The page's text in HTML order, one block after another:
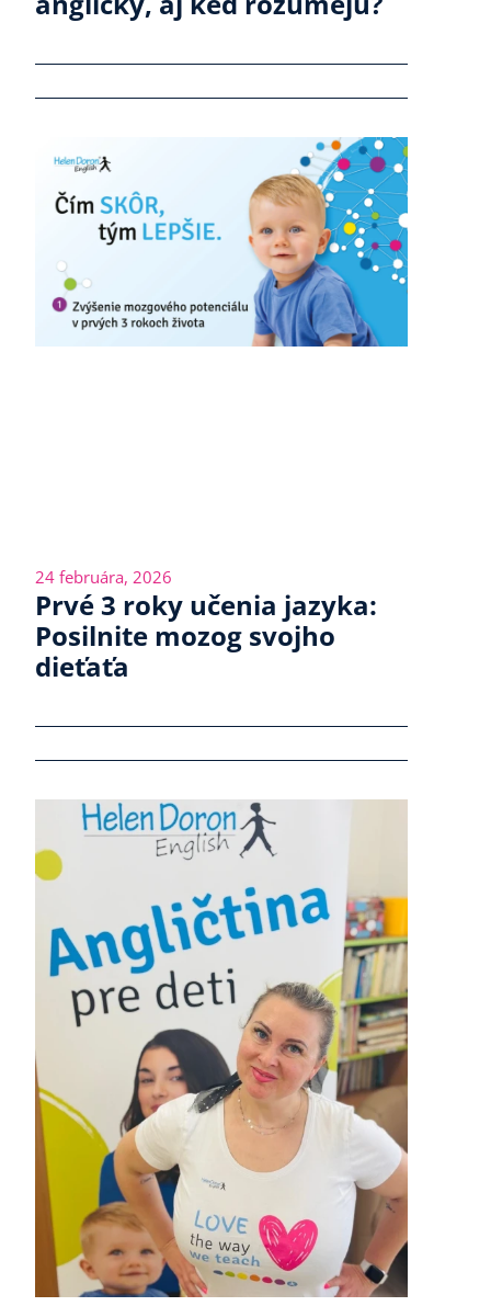
24 februára, 2026
Prvé 3 roky učenia jazyka:
Posilnite mozog svojho
dieťaťa